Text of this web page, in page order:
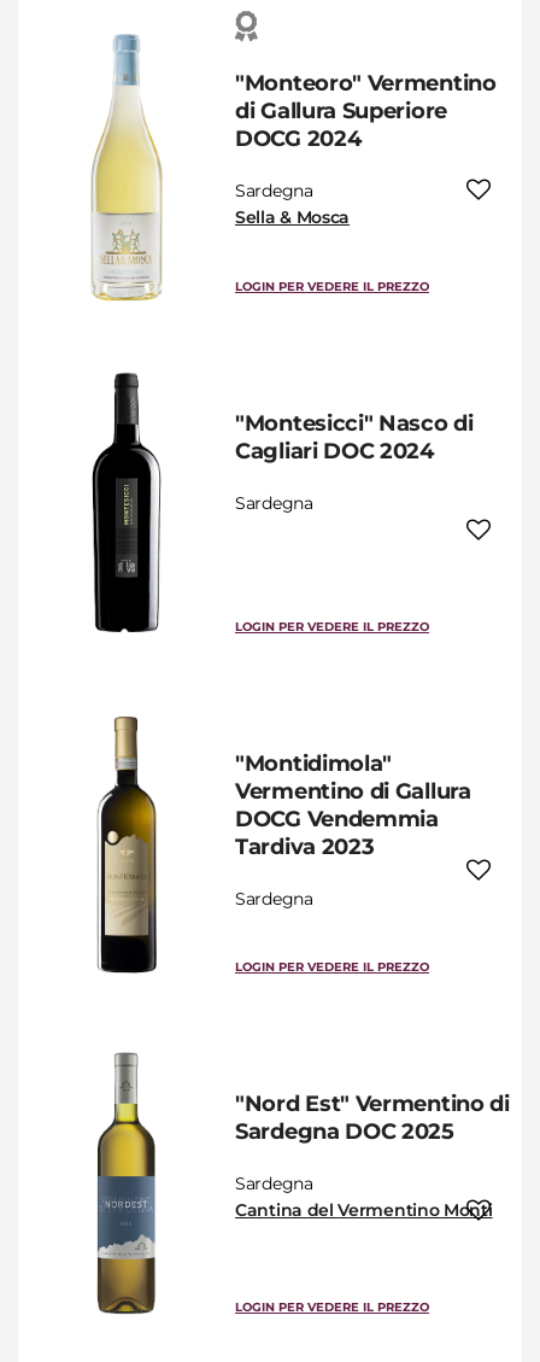
"Monteoro" Vermentino
di Gallura Superiore
DOCG 2024
Sardegna
Sella & Mosca
LOGIN PER VEDERE IL PREZZO
"Montesicci" Nasco di
Cagliari DOC 2024
Sardegna
LOGIN PER VEDERE IL PREZZO
"Montidimola"
Vermentino di Gallura
DOCG Vendemmia
Tardiva 2023
Sardegna
LOGIN PER VEDERE IL PREZZO
"Nord Est" Vermentino di
Sardegna DOC 2025
Sardegna
Cantina del Vermentino Monti
LOGIN PER VEDERE IL PREZZO